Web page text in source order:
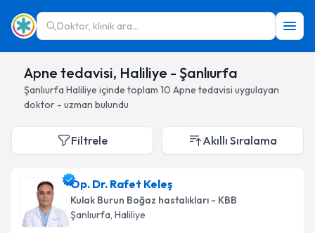
Doktor, klinik ara...
Apne tedavisi, Haliliye - Şanlıurfa
Şanlıurfa Haliliye içinde toplam 10 Apne tedavisi uygulayan
doktor - uzman bulundu
Filtrele Akıllı Sıralama
Op. Dr. Rafet Keleş
Kulak Burun Boğaz hastalıkları - KBB
Şanlıurfa, Haliliye